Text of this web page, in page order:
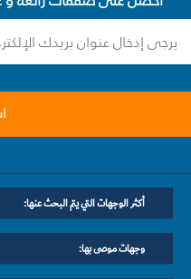
أكثر الوجهات التي يتم البحث عنها:
وجهات موصى بها: